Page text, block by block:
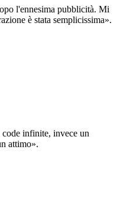
l'ennesima pubblicità. Mi
è stata semplicissima».
infinite, invece un
attimo».